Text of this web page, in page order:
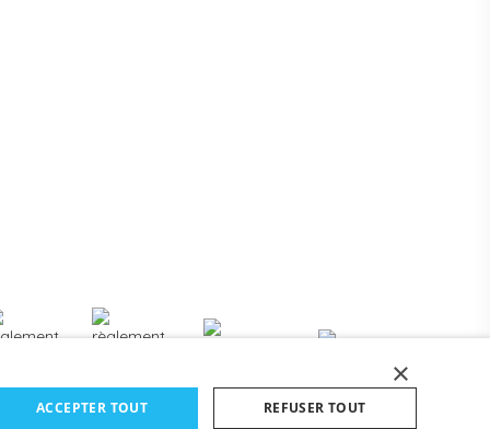
×
ACCEPTER TOUT REFUSER TOUT